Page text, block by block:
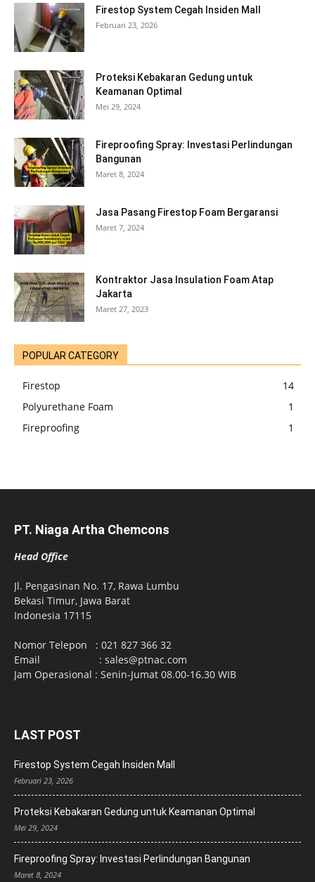
Firestop System Cegah Insiden Mall
Februari 23, 2026
Proteksi Kebakaran Gedung untuk
Keamanan Optimal
Mei 29, 2024
Fireproofing Spray: Investasi Perlindungan
Bangunan
Maret 8, 2024
Jasa Pasang Firestop Foam Bergaransi
Maret 7, 2024
Kontraktor Jasa Insulation Foam Atap
Jakarta
Maret 27, 2023
POPULAR CATEGORY
Firestop
14
Polyurethane Foam
1
Fireproofing
1
PT. Niaga Artha Chemcons
Head Office
Jl. Pengasinan No. 17, Rawa Lumbu
Bekasi Timur, Jawa Barat
Indonesia 17115
Nomor Telepon : 021 827 366 32
Email : sales@ptnac.com
Jam Operasional : Senin-Jumat 08.00-16.30 WIB
LAST POST
Firestop System Cegah Insiden Mall
Februari 23, 2026
Proteksi Kebakaran Gedung untuk Keamanan Optimal
Mei 29, 2024
Fireproofing Spray: Investasi Perlindungan Bangunan
Maret 8, 2024